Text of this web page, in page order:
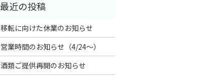
移転に向けた休業のお知らせ
営業時間のお知らせ（4/24〜）
酒類ご提供再開のお知らせ